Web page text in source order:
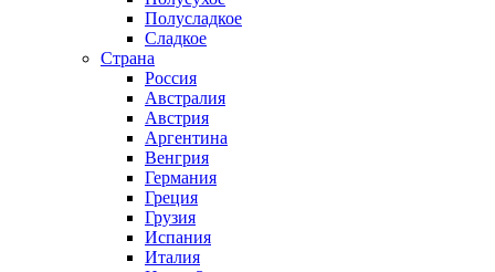
Полусладкое
Сладкое
Страна
Россия
Австралия
Австрия
Аргентина
Венгрия
Германия
Греция
Грузия
Испания
Италия